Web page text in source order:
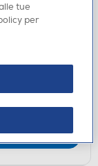
tue
per